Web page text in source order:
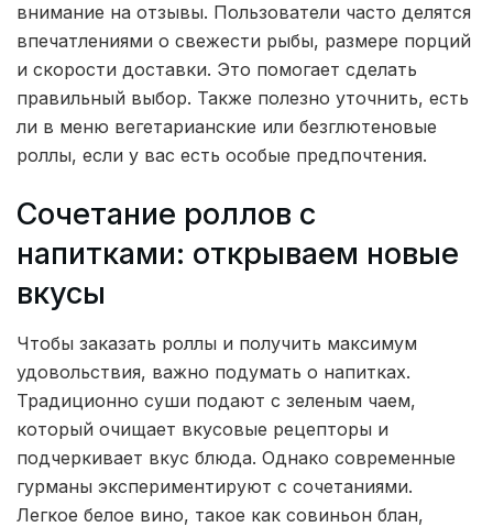
внимание на отзывы. Пользователи часто делятся
впечатлениями о свежести рыбы, размере порций
и скорости доставки. Это помогает сделать
правильный выбор. Также полезно уточнить, есть
ли в меню вегетарианские или безглютеновые
роллы, если у вас есть особые предпочтения.
Сочетание роллов с
напитками: открываем новые
вкусы
Чтобы заказать роллы и получить максимум
удовольствия, важно подумать о напитках.
Традиционно суши подают с зеленым чаем,
который очищает вкусовые рецепторы и
подчеркивает вкус блюда. Однако современные
гурманы экспериментируют с сочетаниями.
Легкое белое вино, такое как совиньон блан,